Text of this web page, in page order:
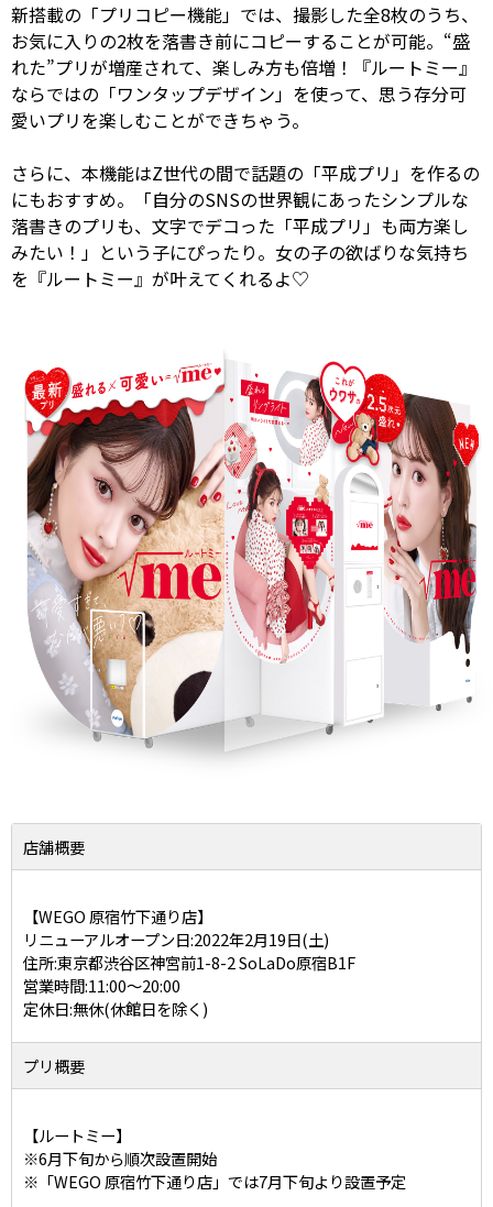
新搭載の「プリコピー機能」では、撮影した全8枚のうち、
お気に入りの2枚を落書き前にコピーすることが可能。“盛
れた”プリが増産されて、楽しみ方も倍増！『ルートミー』
ならではの「ワンタップデザイン」を使って、思う存分可
愛いプリを楽しむことができちゃう。
さらに、本機能はZ世代の間で話題の「平成プリ」を作るの
にもおすすめ。「自分のSNSの世界観にあったシンプルな
落書きのプリも、文字でデコった「平成プリ」も両方楽し
みたい！」という子にぴったり。女の子の欲ばりな気持ち
を『ルートミー』が叶えてくれるよ♡
店舗概要
【WEGO 原宿竹下通り店】
リニューアルオープン日:2022年2月19日(土)
住所:東京都渋谷区神宮前1-8-2 SoLaDo原宿B1F
営業時間:11:00～20:00
定休日:無休(休館日を除く)
プリ概要
【ルートミー】
※6月下旬から順次設置開始
※「WEGO 原宿竹下通り店」では7月下旬より設置予定